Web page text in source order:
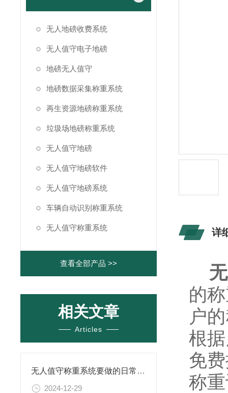
无人地磅收费系统
无人值守电子地磅
地磅无人值守
地磅数据采集称重系统
再生资源地磅称重系统
垃圾场地磅称重系统
无人值守地磅
无人值守地磅软件
无人值守地磅系统
车辆自动识别称重系统
无人值守称重系统
查看全部产品 >>
相关文章
Articles
无人值守称重系统要做的日常维护
2024-12-29
详
的
户
根
免
称